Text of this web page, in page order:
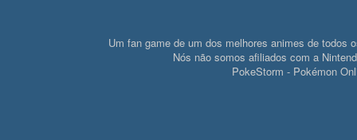
Um fan game de um dos melhores animes de todos
Nós não somos afiliados com a
PokeStorm - Pokémon